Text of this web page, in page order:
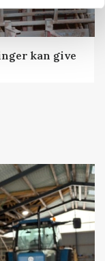
kan give